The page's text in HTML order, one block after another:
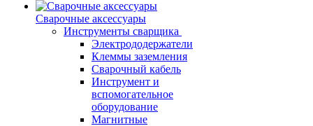
Сварочные аксессуары
Инструменты сварщика
Электрододержатели
Клеммы заземления
Сварочный кабель
Инструмент и
вспомогательное
оборудование
Магнитные